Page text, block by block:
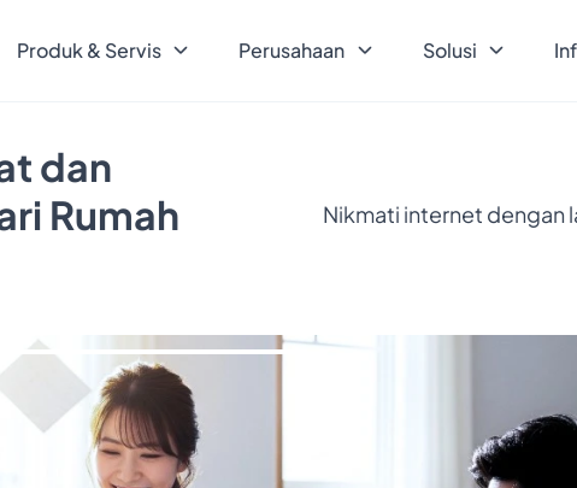
Produk & Servis Perusahaan Solusi
dan
Rumah
Nikmati internet dengan